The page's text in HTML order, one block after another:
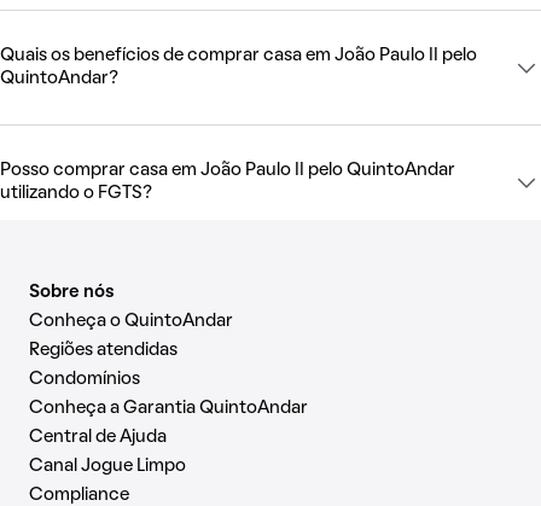
Quais os benefícios de comprar casa em João Paulo II pelo
QuintoAndar?
Posso comprar casa em João Paulo II pelo QuintoAndar
utilizando o FGTS?
Sobre nós
Conheça o QuintoAndar
Regiões atendidas
Condomínios
Conheça a Garantia QuintoAndar
Central de Ajuda
Canal Jogue Limpo
Compliance